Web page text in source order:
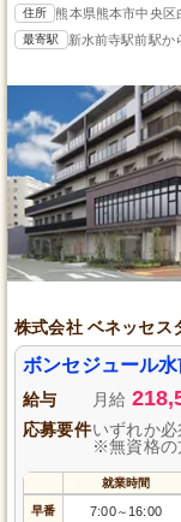
住所 熊本県熊本市中央区
最寄駅 新水前寺駅前駅か
株式会社 ベネッセス
ボンセジュール
給与 月給
応募要件いずれか
※無資格の
就業時間
早番 7:00～ 16:00